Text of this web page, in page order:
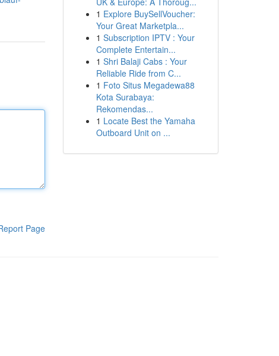
Page
1 Explore BuySellVoucher:
Your Great Marketpla...
1 Subscription IPTV : Your
Complete Entertain...
1 Shri Balaji Cabs : Your
Reliable Ride from C...
1 Foto Situs Megadewa88
Kota Surabaya:
Rekomendas...
1 Locate Best the Yamaha
Outboard Unit on ...